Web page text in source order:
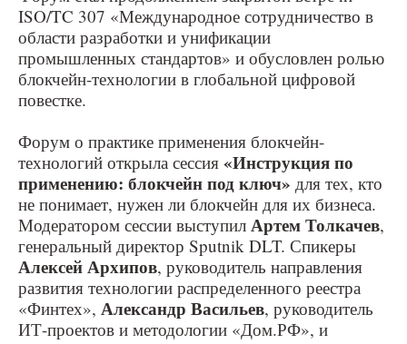
ISO/TC 307 «Международное сотрудничество в
области разработки и унификации
промышленных стандартов» и обусловлен ролью
блокчейн-технологии в глобальной цифровой
повестке.
Форум о практике применения блокчейн-
технологий открыла сессия «Инструкция по
применению: блокчейн под ключ» для тех, кто
не понимает, нужен ли блокчейн для их бизнеса.
Модератором сессии выступил Артем Толкачев,
генеральный директор Sputnik DLT. Спикеры
Алексей Архипов, руководитель направления
развития технологии распределенного реестра
«Финтех», Александр Васильев, руководитель
ИТ-проектов и методологии «Дом.РФ», и